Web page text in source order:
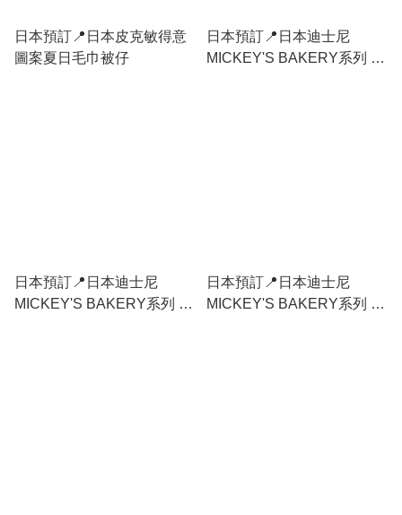
日本預訂📍日本皮克敏得意
圖案夏日毛巾被仔
日本預訂📍日本迪士尼
MICKEY'S BAKERY系列 -
日本預訂📍日本迪士尼
MICKEY'S BAKERY系列 -
日本預訂📍日本迪士尼
MICKEY'S BAKERY系列 -